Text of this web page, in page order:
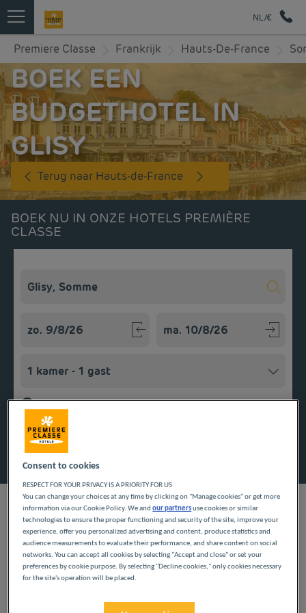
NL/€
Premiere Classe Frankrijk Hauts-De-France
BOEK EEN
BUDGETHOTEL IN
GLISY
Terug naar Hauts-de-France
BOEK NU IN ONZE HOTELS PREMIÈRE
CLASSE
Voeg kortingscode toe
ONZE HOTELS IN GLISY
TEGEN LAGE PRIJZEN
Consent to cookies
RESPECT FOR YOUR PRIVACY IS A PRIORITY FOR US
You can change your choices at any time by clicking on "Manage cookies" or get more
information via our Cookie Policy. We andour partnersuse cookies or similar
technologies to ensure the proper functioning and security of the site, improve your
experience, offer you personalized advertising and content, produce statistics and
audience measurements to evaluate their performance, and share content on social
networks. You can accept all cookies by selecting "Accept and close" or set your
preferences by cookie purpose. By selecting "Decline cookies," only cookies necessary
for the site's operation will be placed.